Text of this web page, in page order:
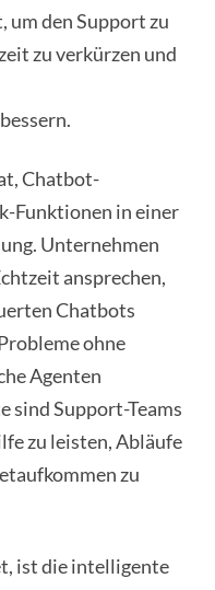
um den Support zu
zu verkürzen und
Chatbot-
Funktionen in einer
Unternehmen
ansprechen,
Chatbots
ohne
Agenten
Support-Teams
zu leisten, Abläufe
zu
ist die intelligente